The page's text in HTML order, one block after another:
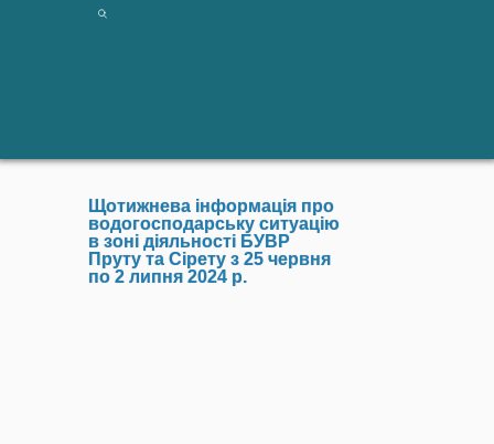
Щотижнева інформація про
водогосподарську ситуацію
в зоні діяльності БУВР
Пруту та Сірету з 25 червня
по 2 липня 2024 р.